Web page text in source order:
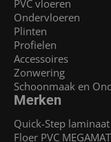
PVC vloeren
Ondervloeren
Plinten
Profielen
Accessoires
Zonwering
Schoonmaak en
Merken
Quick-Step laminaat
Floer PVC